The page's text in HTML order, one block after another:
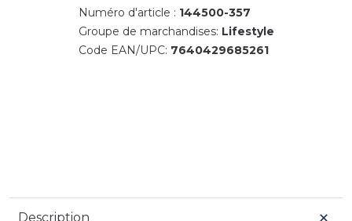
Numéro d'article : 144500-357
Groupe de marchandises: Lifestyle
Code EAN/UPC: 7640429685261
Description